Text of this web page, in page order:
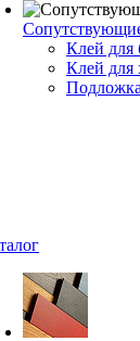
Клей для
Клей для